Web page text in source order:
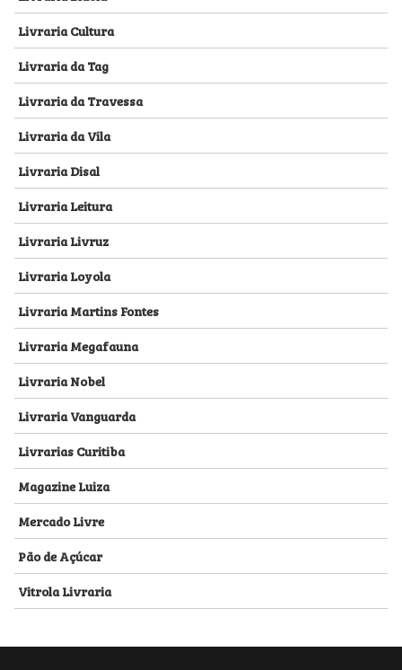
Livraria Cultura
Livraria da Tag
Livraria da Travessa
Livraria da Vila
Livraria Disal
Livraria Leitura
Livraria Livruz
Livraria Loyola
Livraria Martins Fontes
Livraria Megafauna
Livraria Nobel
Livraria Vanguarda
Livrarias Curitiba
Magazine Luiza
Mercado Livre
Pão de Açúcar
Vitrola Livraria